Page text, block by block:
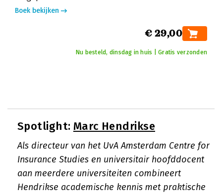
Boek bekijken
€ 29,00
Nu besteld, dinsdag in huis | Gratis verzonden
Spotlight: Marc Hendrikse
Als directeur van het UvA Amsterdam Centre for
Insurance Studies en universitair hoofddocent
aan meerdere universiteiten combineert
Hendrikse academische kennis met praktische